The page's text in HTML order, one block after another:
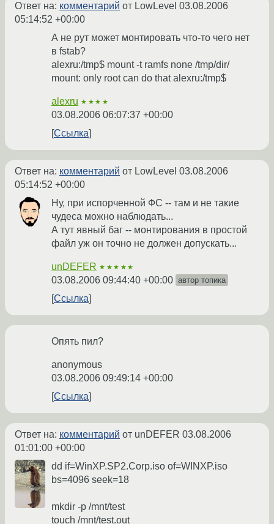
Ответ на: комментарий от LowLevel 03.08.2006
05:14:52 +00:00
А не рут может монтировать что-то чего нет
в fstab?
alexru:/tmp$ mount -t ramfs none /tmp/dir/
mount: only root can do that alexru:/tmp$
alexru ★★★★
03.08.2006 06:07:37 +00:00
Ссылка
Ответ на: комментарий от LowLevel 03.08.2006
05:14:52 +00:00
Ну, при испорченной ФС -- там и не такие
чудеса можно наблюдать...
А тут явный баг -- монтирования в простой
файл уж он точно не должен допускать...
unDEFER ★★★★★
03.08.2006 09:44:40 +00:00 автор топика
Ссылка
Опять пил?
anonymous
03.08.2006 09:49:14 +00:00
Ссылка
Ответ на: комментарий от unDEFER 03.08.2006
01:01:00 +00:00
dd if=WinXP.SP2.Corp.iso of=WINXP.iso
bs=4096 seek=18
mkdir -p /mnt/test
touch /mnt/test.out